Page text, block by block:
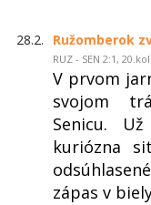
28.2. Ružomberok
RUZ - SEN 2:1,
V prvom
svojom
Senicu.
kuriózna
zápas v